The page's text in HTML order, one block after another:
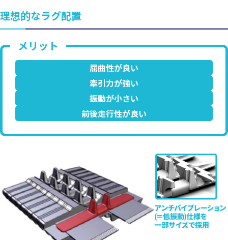
理想的なラグ配置
屈曲性が良い
牽引力が強い
振動が小さい
前後走行性が良い